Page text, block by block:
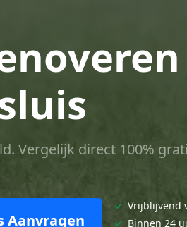
Vergelijk direct 100%
Aanvragen
✓ Vrijblijvend
✓ Binnen 24